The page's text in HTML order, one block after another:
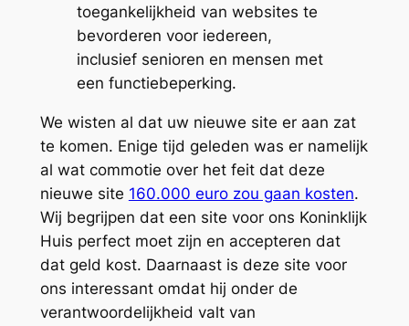
toegankelijkheid van websites te
bevorderen voor iedereen,
inclusief senioren en mensen met
een functiebeperking.
We wisten al dat uw nieuwe site er aan zat
te komen. Enige tijd geleden was er namelijk
al wat commotie over het feit dat deze
nieuwe site 160.000 euro zou gaan kosten.
Wij begrijpen dat een site voor ons Koninklijk
Huis perfect moet zijn en accepteren dat
dat geld kost. Daarnaast is deze site voor
ons interessant omdat hij onder de
verantwoordelijkheid valt van